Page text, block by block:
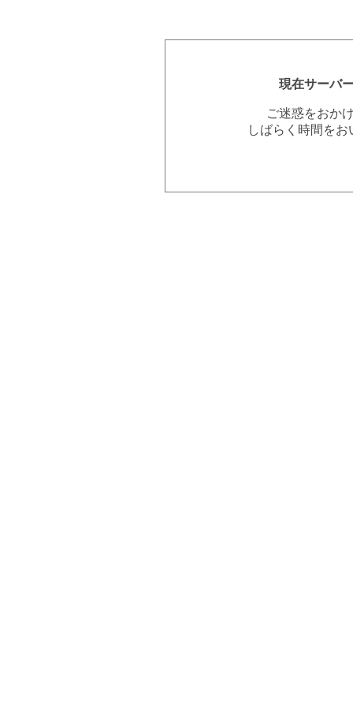
現在サーバ
ご迷惑をおか
しばらく時間を